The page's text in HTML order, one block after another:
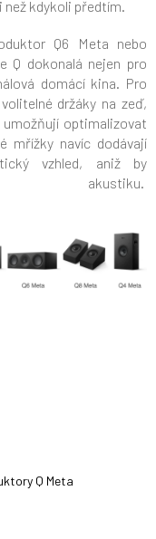
než kdykoli předtím.
Q6 Meta nebo
Q dokonalá nejen pro
domácí kina. Pro
držáky na zeď,
optimalizovat
mřížky navíc dodávají
vzhled, aniž by
Q Meta